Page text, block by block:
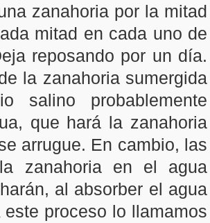
zanahoria por la mitad
mitad en cada uno de
reposando por un día.
la zanahoria sumergida
salino probablemente
que hará la zanahoria
arrugue. En cambio, las
zanahoria en el agua
al absorber el agua
este proceso lo llamamos